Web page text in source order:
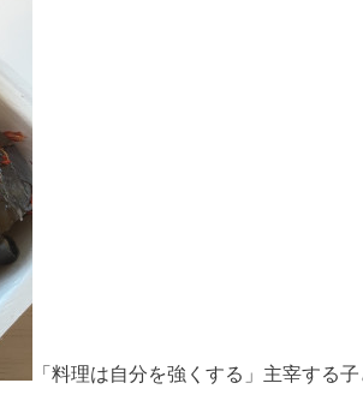
「料理は自分を強くする」主宰する